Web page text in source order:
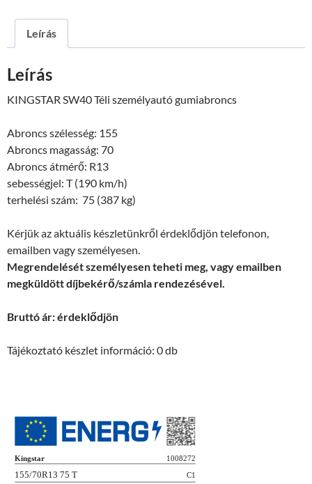
Leírás
Leírás
KINGSTAR SW40 Téli személyautó gumiabroncs
Abroncs szélesség: 155
Abroncs magasság: 70
Abroncs átmérő: R13
sebességjel: T (190 km/h)
terhelési szám: 75 (387 kg)
Kérjük az aktuális készletünkről érdeklődjön telefonon,
emailben vagy személyesen.
Megrendelését személyesen teheti meg, vagy emailben
megküldött díjbekérő/számla rendezésével.
Bruttó ár: érdeklődjön
Tájékoztató készlet információ: 0 db